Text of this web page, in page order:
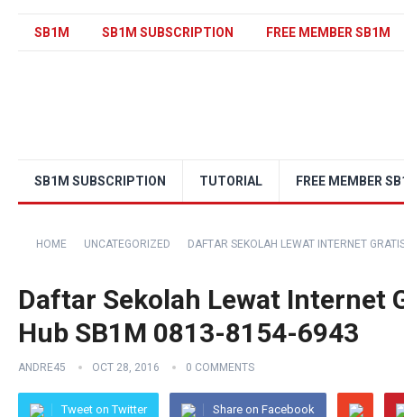
SB1M SB1M SUBSCRIPTION FREE MEMBER SB1M
SB1M SUBSCRIPTION TUTORIAL FREE MEMBER
HOME UNCATEGORIZED DAFTAR SEKOLAH LEWAT INTERNET
Daftar Sekolah Lewat Internet
Hub SB1M 0813-8154-6943
ANDRE45 OCT 28, 2016 0 COMMENTS
Tweet on Twitter Share on Facebook